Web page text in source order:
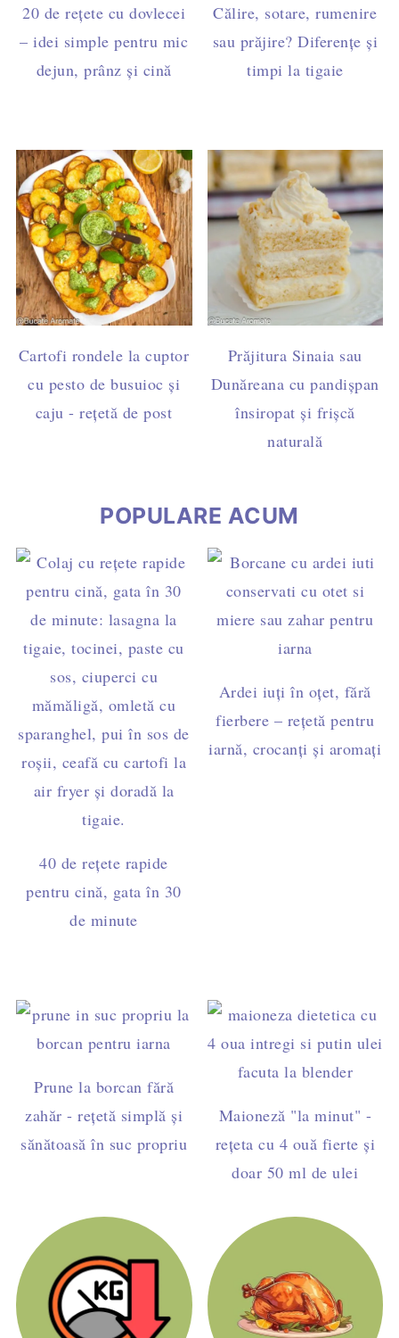
20 de rețete cu dovlecei
– idei simple pentru mic
dejun, prânz și cină
Călire, sotare, rumenire
sau prăjire? Diferențe și
timpi la tigaie
Cartofi rondele la cuptor
cu pesto de busuioc și
caju - rețetă de post
Prăjitura Sinaia sau
Dunăreana cu pandișpan
însiropat și frișcă
naturală
POPULARE ACUM
40 de rețete rapide
pentru cină, gata în 30
de minute
Ardei iuți în oțet, fără
fierbere – rețetă pentru
iarnă, crocanți și aromați
Prune la borcan fără
zahăr - rețetă simplă și
sănătoasă în suc propriu
Maioneză "la minut" -
rețeta cu 4 ouă fierte și
doar 50 ml de ulei